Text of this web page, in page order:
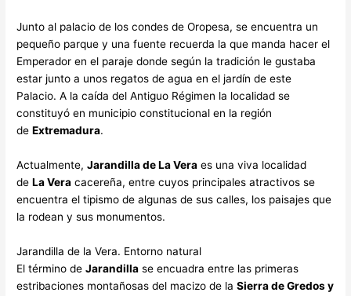
Junto al palacio de los condes de Oropesa, se encuentra un
pequeño parque y una fuente recuerda la que manda hacer el
Emperador en el paraje donde según la tradición le gustaba
estar junto a unos regatos de agua en el jardín de este
Palacio. A la caída del Antiguo Régimen la localidad se
constituyó en municipio constitucional en la región
deExtremadura.
Actualmente,Jarandilla de La Vera es una viva localidad
deLa Vera cacereña, entre cuyos principales atractivos se
encuentra el tipismo de algunas de sus calles, los paisajes que
la rodean y sus monumentos.
Jarandilla de la Vera. Entorno natural
El término deJarandilla se encuadra entre las primeras
estribaciones montañosas del macizo de laSierra de Gredos y